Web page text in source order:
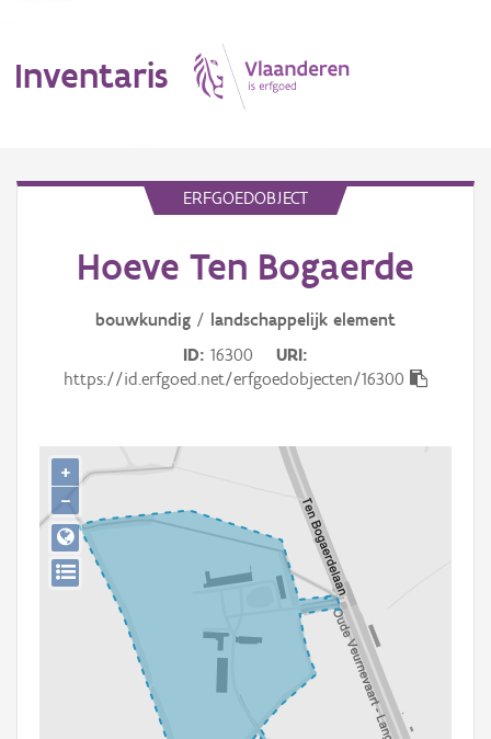
Inventaris
Erfgoedobject
Aanduidingsobject
Gebeurtenis
Persoon of collectief
Downloads
ERFGOEDOBJECT
Hoeve Ten Bogaerde
bouwkundig / landschappelijk element
ID 16300
URI
https://id.erfgoed.net/erfgoedobjecten/16300
+
−